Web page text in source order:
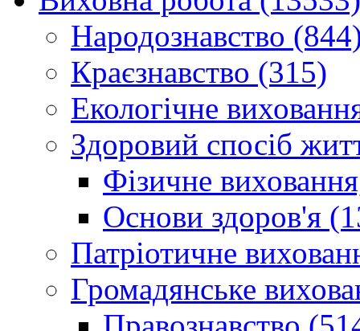
Народознавство
Краєзнавство (315)
Екологічне
Здоровий спосіб
Фізичне
Основи здоров'я
Патріотичне
Громадянське